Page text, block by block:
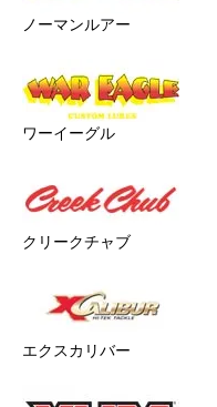
ノーマンルアー
ワーイーグル
クリークチャブ
エクスカリバー